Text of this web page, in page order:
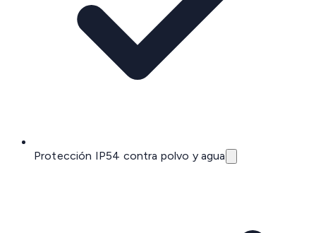
Protección IP54 contra polvo y agua